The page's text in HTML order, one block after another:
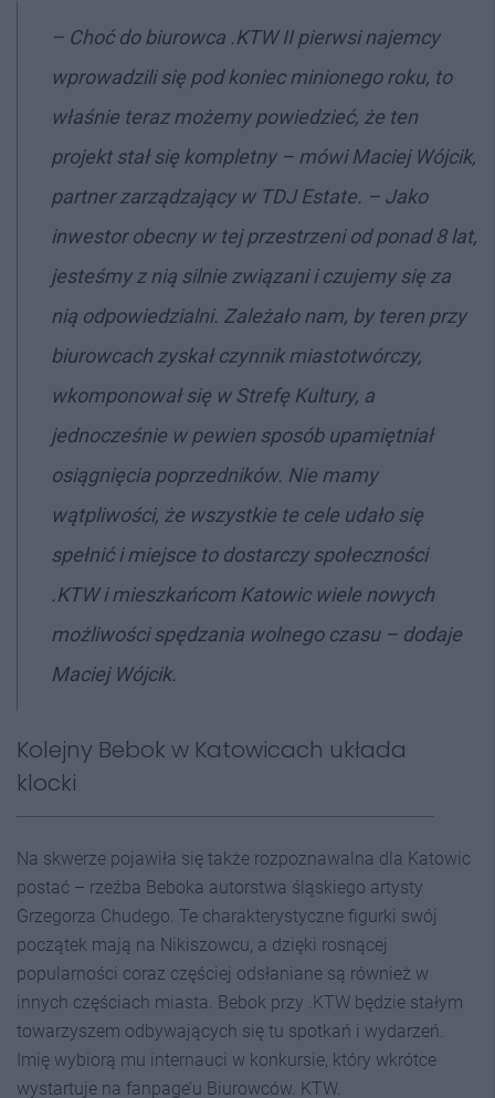
– Choć do biurowca .KTW II pierwsi najemcy
wprowadzili się pod koniec minionego roku, to
właśnie teraz możemy powiedzieć, że ten
projekt stał się kompletny – mówi Maciej Wójcik,
partner zarządzający w TDJ Estate. – Jako
inwestor obecny w tej przestrzeni od ponad 8 lat,
jesteśmy z nią silnie związani i czujemy się za
nią odpowiedzialni. Zależało nam, by teren przy
biurowcach zyskał czynnik miastotwórczy,
wkomponował się w Strefę Kultury, a
jednocześnie w pewien sposób upamiętniał
osiągnięcia poprzedników. Nie mamy
wątpliwości, że wszystkie te cele udało się
spełnić i miejsce to dostarczy społeczności
.KTW i mieszkańcom Katowic wiele nowych
możliwości spędzania wolnego czasu – dodaje
Maciej Wójcik.
Kolejny Bebok w Katowicach układa
klocki
Na skwerze pojawiła się także rozpoznawalna dla Katowic
postać – rzeźba Beboka autorstwa śląskiego artysty
Grzegorza Chudego. Te charakterystyczne figurki swój
początek mają na Nikiszowcu, a dzięki rosnącej
popularności coraz częściej odsłaniane są również w
innych częściach miasta. Bebok przy .KTW będzie stałym
towarzyszem odbywających się tu spotkań i wydarzeń.
Imię wybiorą mu internauci w konkursie, który wkrótce
wystartuje na fanpage’u Biurowców. KTW.